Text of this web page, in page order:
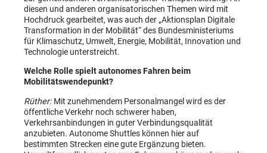
diesen und anderen organisatorischen Themen wird mit
Hochdruck gearbeitet, was auch der „Aktionsplan Digitale
Transformation in der Mobilität“ des Bundesministeriums
für Klimaschutz, Umwelt, Energie, ­Mobilität, Innovation und
Technologie unterstreicht.
Welche Rolle spielt autonomes Fahren beim
Mobilitätswendepunkt?
Rüther: Mit zunehmendem Personalmangel wird es der
öffentliche Verkehr noch schwerer haben,
Verkehrsanbindungen in guter Verbindungsqualität
anzubieten. Autonome Shuttles können hier auf
bestimmten Strecken eine gute Ergänzung bieten.